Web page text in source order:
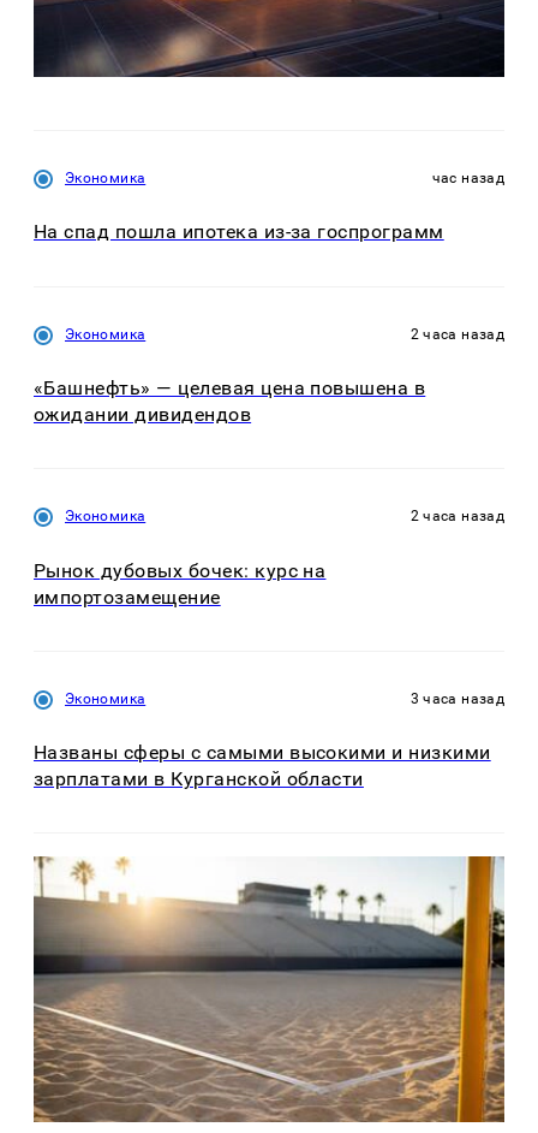
Экономика час назад
На спад пошла ипотека из-за госпрограмм
Экономика 2 часа назад
«Башнефть» — целевая цена повышена в
ожидании дивидендов
Экономика 2 часа назад
Рынок дубовых бочек: курс на
импортозамещение
Экономика 3 часа назад
Названы сферы с самыми высокими и низкими
зарплатами в Курганской области